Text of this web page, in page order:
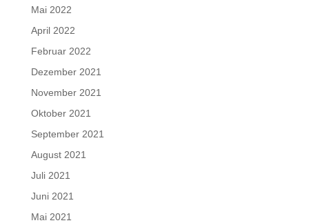
Mai 2022
April 2022
Februar 2022
Dezember 2021
November 2021
Oktober 2021
September 2021
August 2021
Juli 2021
Juni 2021
Mai 2021